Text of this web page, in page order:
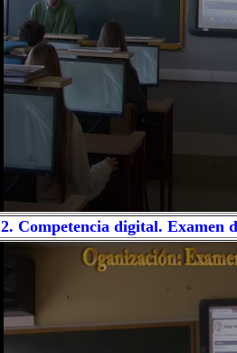
2. Competencia digital. Examen